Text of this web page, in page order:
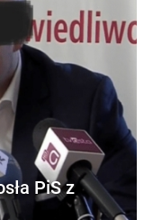
PiS z